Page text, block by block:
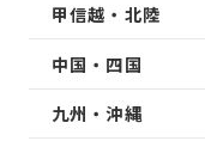
甲信越・北陸
中国・四国
九州・沖縄